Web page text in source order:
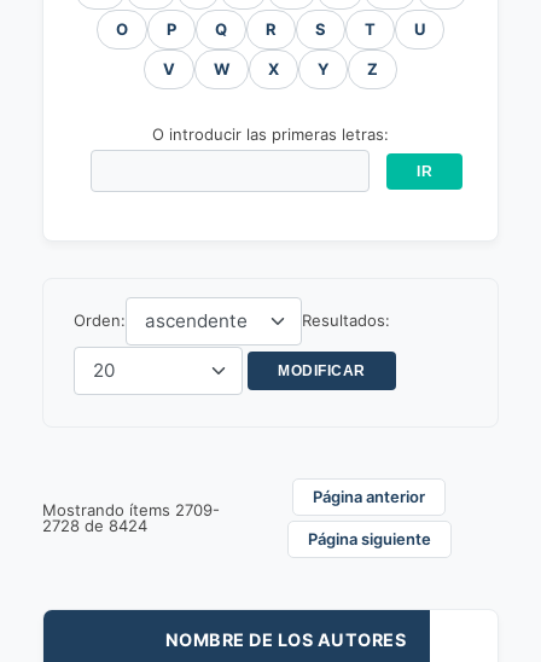
O P Q R S T U
V W X Y Z
O introducir las primeras letras:
Orden: Resultados:
Mostrando ítems 2709-
2728 de 8424
Página anterior
Página siguiente
NOMBRE DE LOS AUTORES